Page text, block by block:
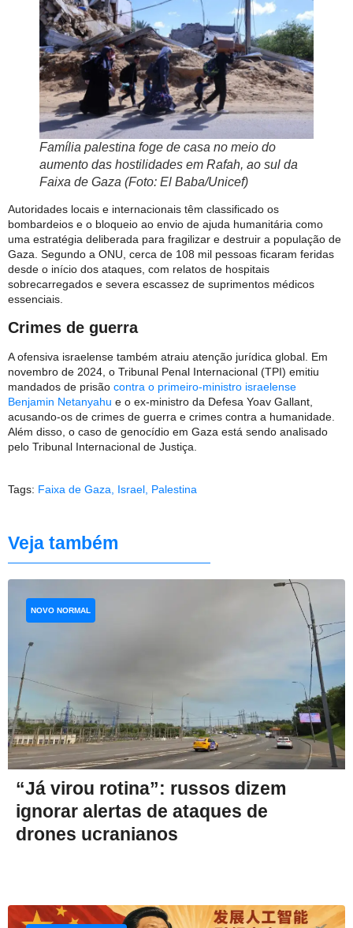
Família palestina foge de casa no meio do
aumento das hostilidades em Rafah, ao sul da
Faixa de Gaza (Foto: El Baba/Unicef)
Autoridades locais e internacionais têm classificado os
bombardeios e o bloqueio ao envio de ajuda humanitária como
uma estratégia deliberada para fragilizar e destruir a população de
Gaza. Segundo a ONU, cerca de 108 mil pessoas ficaram feridas
desde o início dos ataques, com relatos de hospitais
sobrecarregados e severa escassez de suprimentos médicos
essenciais.
Crimes de guerra
A ofensiva israelense também atraiu atenção jurídica global. Em
novembro de 2024, o Tribunal Penal Internacional (TPI) emitiu
mandados de prisão contra o primeiro-ministro israelense
Benjamin Netanyahu e o ex-ministro da Defesa Yoav Gallant,
acusando-os de crimes de guerra e crimes contra a humanidade.
Além disso, o caso de genocídio em Gaza está sendo analisado
pelo Tribunal Internacional de Justiça.
Tags: Faixa de Gaza Israel Palestina
Veja também
“Já virou rotina”: russos dizem
ignorar alertas de ataques de
drones ucranianos
NOVO NORMAL